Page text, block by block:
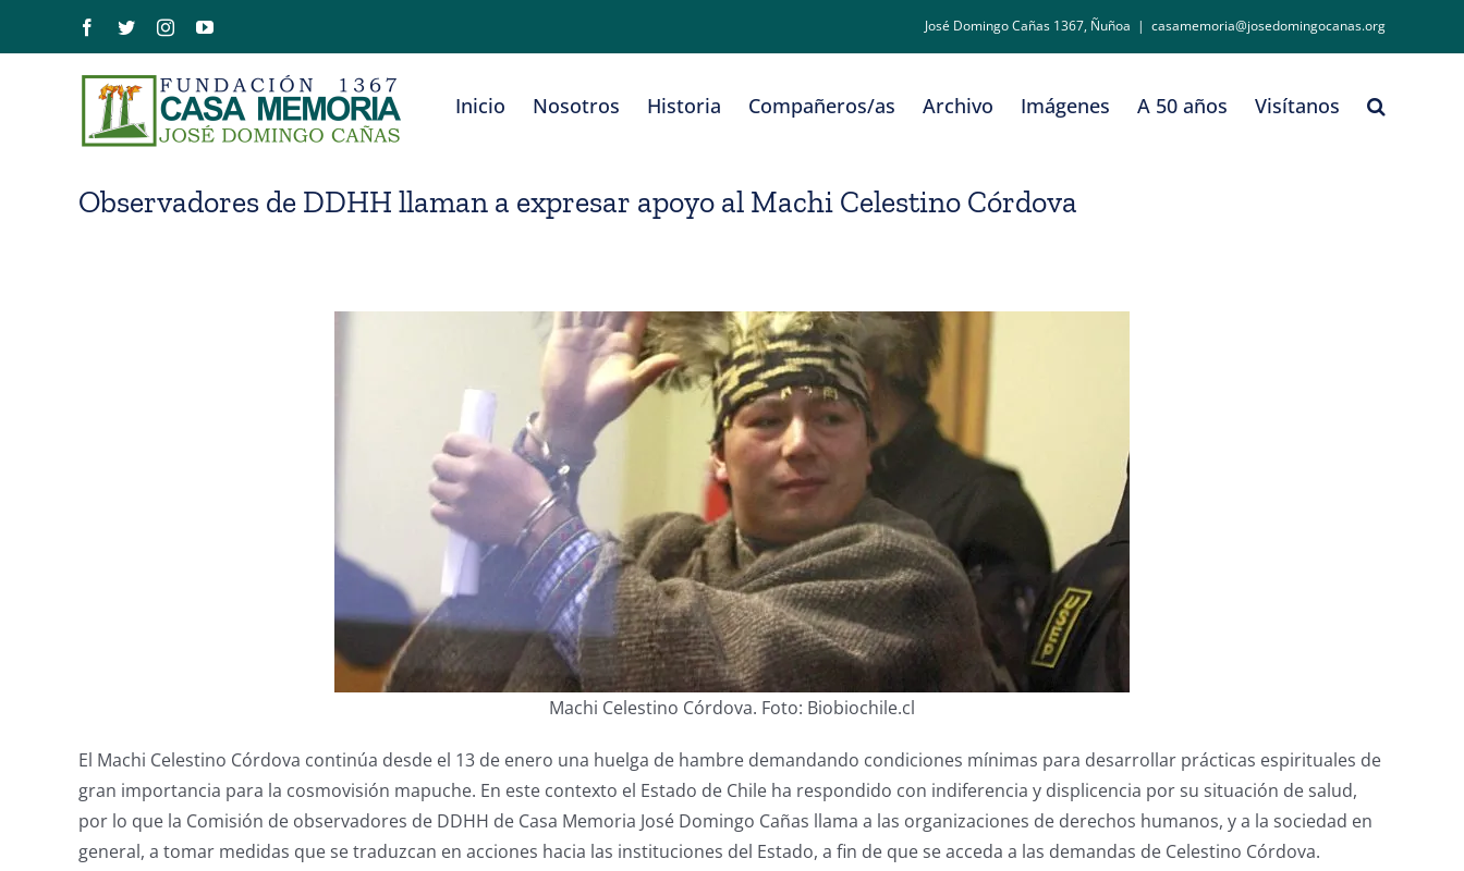
contenido
Facebook
TwitterInstagramYouTube José Domingo Cañas 1367, Ñuñoa | casamemoria@josedomingocanas.org
Inicio Nosotros Historia Compañeros/as Archivo Imágenes A 50 años Visítanos
Observadores de DDHH llaman a expresar apoyo al Machi Celestino Córdova
Machi Celestino Córdova. Foto: Biobiochile.cl
El Machi Celestino Córdova continúa desde el 13 de enero una huelga de hambre demandando condiciones mínimas para desarrollar prácticas espirituales de
gran importancia para la cosmovisión mapuche. En este contexto el Estado de Chile ha respondido con indiferencia y displicencia por su situación de salud,
por lo que la Comisión de observadores de DDHH de Casa Memoria José Domingo Cañas llama a las organizaciones de derechos humanos, y a la sociedad en
general, a tomar medidas que se traduzcan en acciones hacia las instituciones del Estado, a fin de que se acceda a las demandas de Celestino Córdova.